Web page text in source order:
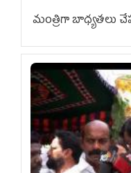
మంత్రిగా బాధ్యతలు